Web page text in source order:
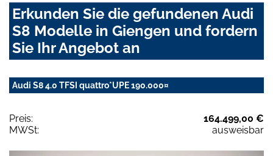
Erkunden Sie die gefundenen Audi
S8 Modelle in Giengen und fordern
Sie Ihr Angebot an
Audi S8 4.0 TFSI quattro*UPE 190.000¤
Preis:
164.499,00 €
MWSt:
ausweisbar